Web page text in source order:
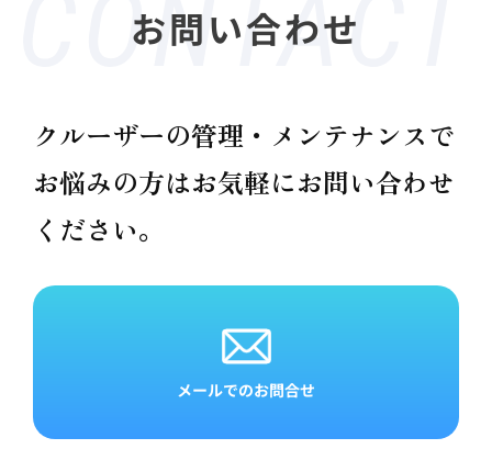
お問い合わせ
クルーザーの管理・メンテナンスで
お悩みの方はお気軽にお問い合わせ
ください。
メールでのお問合せ